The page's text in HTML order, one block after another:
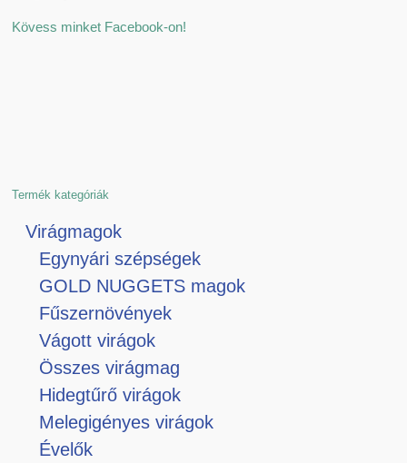
Kövess minket Facebook-on!
Termék kategóriák
Virágmagok
Egynyári szépségek
GOLD NUGGETS magok
Fűszernövények
Vágott virágok
Összes virágmag
Hidegtűrő virágok
Melegigényes virágok
Évelők